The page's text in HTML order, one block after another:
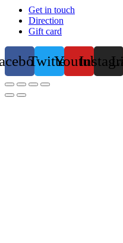
Get in touch
Direction
Gift card
TwitterYoutube